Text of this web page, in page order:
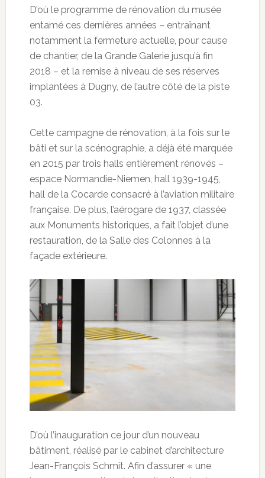
D’où le programme de rénovation du musée
entamé ces dernières années – entraînant
notamment la fermeture actuelle, pour cause
de chantier, de la Grande Galerie jusqu’à fin
2018 – et la remise à niveau de ses réserves
implantées à Dugny, de l’autre côté de la piste
03.
Cette campagne de rénovation, à la fois sur le
bâti et sur la scénographie, a déjà été marquée
en 2015 par trois halls entièrement rénovés –
espace Normandie-Niemen, hall 1939-1945,
hall de la Cocarde consacré à l’aviation militaire
française. De plus, l’aérogare de 1937, classée
aux Monuments historiques, a fait l’objet d’une
restauration, de la Salle des Colonnes à la
façade extérieure.
D’où l’inauguration ce jour d’un nouveau
bâtiment, réalisé par le cabinet d’architecture
Jean-François Schmit. Afin d’assurer « une